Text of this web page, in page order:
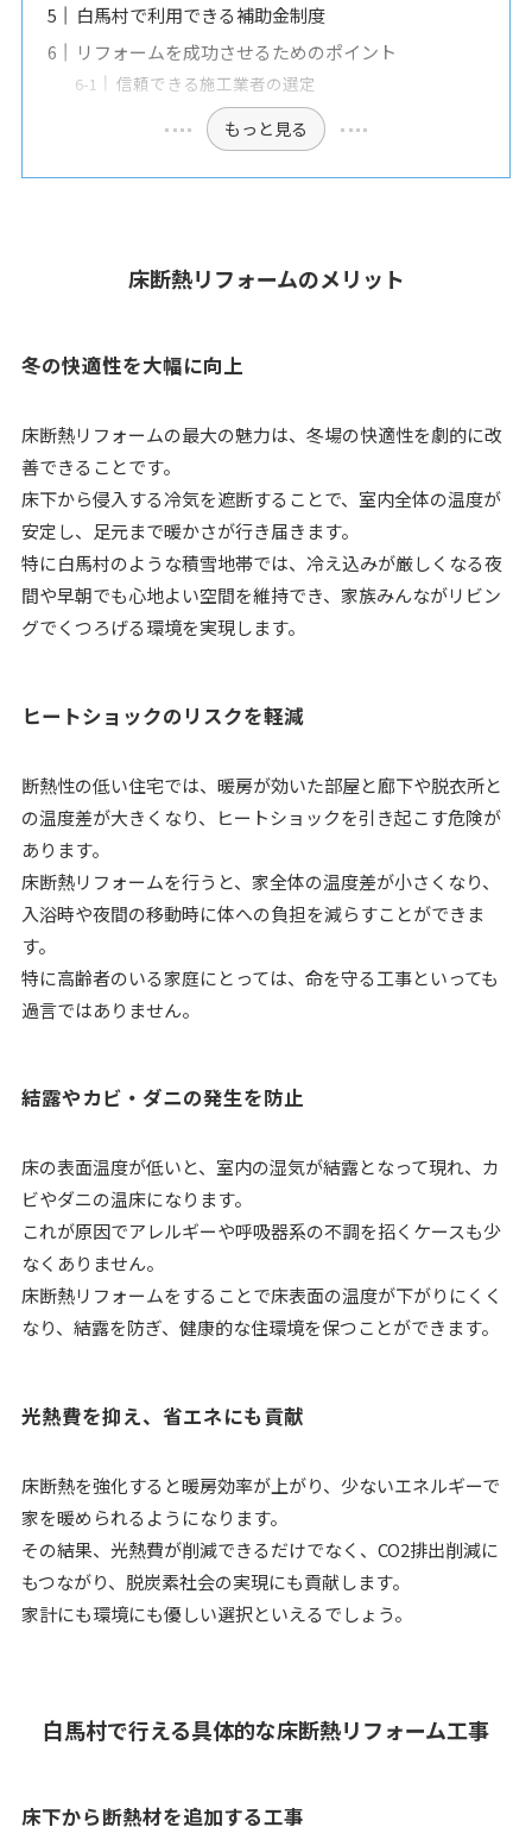
白馬村で利用できる補助金制度
リフォームを成功させるためのポイント
信頼できる施工業者の選定
もっと見る
床断熱リフォームのメリット
冬の快適性を大幅に向上
床断熱リフォームの最大の魅力は、冬場の快適性を劇的に改
善できることです。
床下から侵入する冷気を遮断することで、室内全体の温度が
安定し、足元まで暖かさが行き届きます。
特に白馬村のような積雪地帯では、冷え込みが厳しくなる夜
間や早朝でも心地よい空間を維持でき、家族みんながリビン
グでくつろげる環境を実現します。
ヒートショックのリスクを軽減
断熱性の低い住宅では、暖房が効いた部屋と廊下や脱衣所と
の温度差が大きくなり、ヒートショックを引き起こす危険が
あります。
床断熱リフォームを行うと、家全体の温度差が小さくなり、
入浴時や夜間の移動時に体への負担を減らすことができま
す。
特に高齢者のいる家庭にとっては、命を守る工事といっても
過言ではありません。
結露やカビ・ダニの発生を防止
床の表面温度が低いと、室内の湿気が結露となって現れ、カ
ビやダニの温床になります。
これが原因でアレルギーや呼吸器系の不調を招くケースも少
なくありません。
床断熱リフォームをすることで床表面の温度が下がりにくく
なり、結露を防ぎ、健康的な住環境を保つことができます。
光熱費を抑え、省エネにも貢献
床断熱を強化すると暖房効率が上がり、少ないエネルギーで
家を暖められるようになります。
その結果、光熱費が削減できるだけでなく、CO2排出削減に
もつながり、脱炭素社会の実現にも貢献します。
家計にも環境にも優しい選択といえるでしょう。
白馬村で行える具体的な床断熱リフォーム工事
床下から断熱材を追加する工事